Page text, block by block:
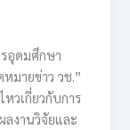
อุดมศึกษา
มายข่าว วช.”
วเกี่ยวกับการ
งานวิจัยและ